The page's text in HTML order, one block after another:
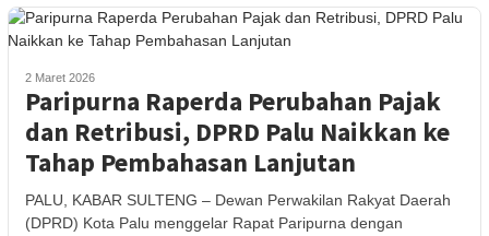
2 Maret 2026
Paripurna Raperda Perubahan Pajak
dan Retribusi, DPRD Palu Naikkan ke
Tahap Pembahasan Lanjutan
PALU, KABAR SULTENG – Dewan Perwakilan Rakyat Daerah
(DPRD) Kota Palu menggelar Rapat Paripurna dengan